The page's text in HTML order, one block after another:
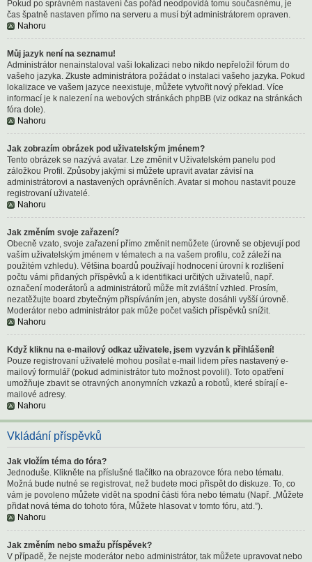
Pokud po správném nastavení čas pořád neodpovídá tomu současnému, je
čas špatně nastaven přímo na serveru a musí být administrátorem opraven.
Nahoru
Můj jazyk není na seznamu!
Administrátor nenainstaloval vaši lokalizaci nebo nikdo nepřeložil fórum do
vašeho jazyka. Zkuste administrátora požádat o instalaci vašeho jazyka. Pokud
lokalizace ve vašem jazyce neexistuje, můžete vytvořit nový překlad. Více
informací je k nalezení na webových stránkách phpBB (viz odkaz na stránkách
fóra dole).
Nahoru
Jak zobrazím obrázek pod uživatelským jménem?
Tento obrázek se nazývá avatar. Lze změnit v Uživatelském panelu pod
záložkou Profil. Způsoby jakými si můžete upravit avatar závisí na
administrátorovi a nastavených oprávněních. Avatar si mohou nastavit pouze
registrovaní uživatelé.
Nahoru
Jak změním svoje zařazení?
Obecně vzato, svoje zařazení přímo změnit nemůžete (úrovně se objevují pod
vaším uživatelským jménem v tématech a na vašem profilu, což záleží na
použitém vzhledu). Většina boardů používají hodnocení úrovní k rozlišení
počtu vámi přidaných příspěvků a k identifikaci určitých uživatelů, např.
označení moderátorů a administrátorů může mít zvláštní vzhled. Prosím,
nezatěžujte board zbytečným přispíváním jen, abyste dosáhli vyšší úrovně.
Moderátor nebo administrátor pak může počet vašich příspěvků snížit.
Nahoru
Když kliknu na e-mailový odkaz uživatele, jsem vyzván k přihlášení!
Pouze registrovaní uživatelé mohou posílat e-mail lidem přes nastavený e-
mailový formulář (pokud administrátor tuto možnost povolil). Toto opatření
umožňuje zbavit se otravných anonymních vzkazů a robotů, které sbírají e-
mailové adresy.
Nahoru
Vkládání příspěvků
Jak vložím téma do fóra?
Jednoduše. Klikněte na příslušné tlačítko na obrazovce fóra nebo tématu.
Možná bude nutné se registrovat, než budete moci přispět do diskuze. To, co
vám je povoleno můžete vidět na spodní části fóra nebo tématu (Např. „Můžete
přidat nová téma do tohoto fóra, Můžete hlasovat v tomto fóru, atd.”).
Nahoru
Jak změním nebo smažu příspěvek?
V případě, že nejste moderátor nebo administrátor, tak můžete upravovat nebo